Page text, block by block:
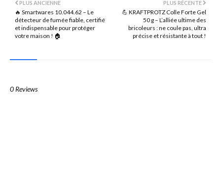
PLUS RÉCENTE
💪 KRAFTPROTZ Colle Forte Gel
50 g – L’alliée ultime des
bricoleurs : ne coule pas, ultra
précise et résistante à tout !
PLUS ANCIENNE
🔥 Smartwares 10.044.62 – Le
détecteur de fumée fiable, certifié
et indispensable pour protéger
votre maison ! 🏠
0 Reviews